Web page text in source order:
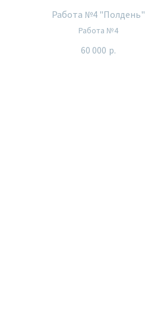
Работа №4 "Полдень"
Работа №4
60 000 р.